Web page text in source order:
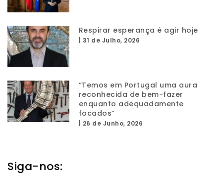
Respirar esperança é agir hoje
31 de Julho, 2026
“Temos em Portugal uma aura
reconhecida de bem-fazer
enquanto adequadamente
focados”
26 de Junho, 2026
Siga-nos: